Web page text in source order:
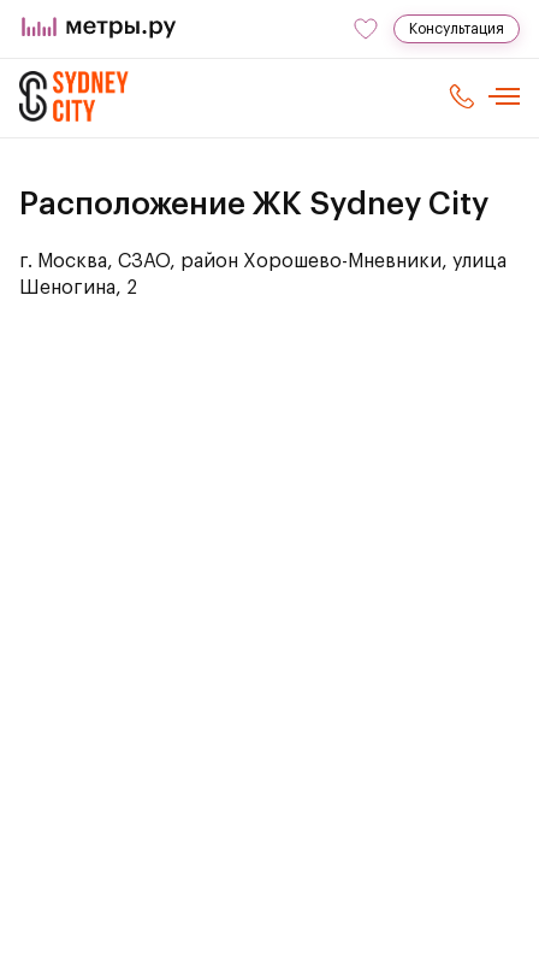
Консультация
Расположение ЖК Sydney City
г. Москва, СЗАО, район Хорошево-Мневники, улица
Шеногина, 2